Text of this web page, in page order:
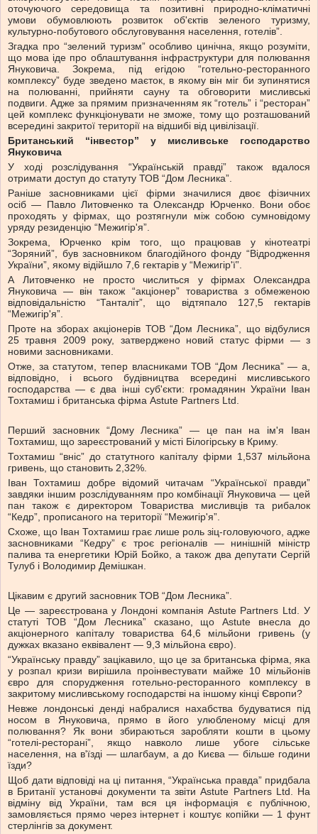
оточуючого середовища та позитивні природно-кліматичні
умови обумовлюють розвиток об'єктів зеленого туризму,
культурно-побутового обслуговування населення, готелів”.
Згадка про “зелений туризм” особливо цинічна, якщо розуміти,
що мова іде про облаштування інфраструктури для полювання
Януковича. Зокрема, під егідою “готельно-ресторанного
комплексу” буде зведено маєток, в якому він міг би зупинятися
на полюванні, прийняти сауну та обговорити мисливські
подвиги. Адже за прямим призначенням як “готель” і “ресторан”
цей комплекс функціонувати не зможе, тому що розташований
всередині закритої території на відшибі від цивілізації.
Британський “інвестор” у мисливське господарство
Януковича
У ході розслідування “Українській правді” також вдалося
отримати доступ до статуту ТОВ “Дом Лесника”.
Раніше засновниками цієї фірми значилися двоє фізичних
осіб — Павло Литовченко та Олександр Юрченко. Вони обоє
проходять у фірмах, що розтягнули між собою сумновідому
уряду резиденцію “Межигір'я”.
Зокрема, Юрченко крім того, що працював у кінотеатрі
“Зоряний”, був засновником благодійного фонду “Відродження
України”, якому відійшло 7,6 гектарів у “Межигір'ї”.
А Литовченко не просто числиться у фірмах Олександра
Януковича — він також “акціонер” товариства з обмеженою
відповідальністю “Танталіт”, що відтяпало 127,5 гектарів
“Межигір'я”.
Проте на зборах акціонерів ТОВ “Дом Лесника”, що відбулися
25 травня 2009 року, затверджено новий статус фірми — з
новими засновниками.
Отже, за статутом, тепер власниками ТОВ “Дом Лесника” — а,
відповідно, і всього будівництва всередині мисливського
господарства — є два інші суб'єкти: громадянин України Іван
Тохтамиш і британська фірма Astute Partners Ltd.
Перший засновник “Дому Лесника” — це пан на ім'я Іван
Тохтамиш, що зареєстрований у місті Білогірську в Криму.
Тохтамиш “вніс” до статутного капіталу фірми 1,537 мільйона
гривень, що становить 2,32%.
Іван Тохтамиш добре відомий читачам “Української правди”
завдяки іншим розслідуванням про комбінації Януковича — цей
пан також є директором Товариства мисливців та рибалок
“Кедр”, прописаного на території “Межигір'я”.
Схоже, що Іван Тохтамиш грає лише роль зіц-головуючого, адже
засновниками “Кедру” є троє регіоналів — нинішній міністр
палива та енергетики Юрій Бойко, а також два депутати Сергій
Тулуб і Володимир Демішкан.
Цікавим є другий засновник ТОВ “Дом Лесника”.
Це — зареєстрована у Лондоні компанія Astute Partners Ltd. У
статуті ТОВ “Дом Лесника” сказано, що Astute внесла до
акціонерного капіталу товариства 64,6 мільйони гривень (у
дужках вказано еквівалент — 9,3 мільйона євро).
“Українську правду” зацікавило, що це за британська фірма, яка
у розпал кризи вирішила проінвестувати майже 10 мільйонів
євро для спорудження готельно-ресторанного комплексу в
закритому мисливському господарстві на іншому кінці Європи?
Невже лондонські денді набралися нахабства будуватися під
носом в Януковича, прямо в його улюбленому місці для
полювання? Як вони збираються заробляти кошти в цьому
“готелі-ресторані”, якщо навколо лише убоге сільське
населення, на в'їзді — шлагбаум, а до Києва — більше години
їзди?
Щоб дати відповіді на ці питання, “Українська правда” придбала
в Британії установчі документи та звіти Astute Partners Ltd. На
відміну від України, там вся ця інформація є публічною,
замовляється прямо через інтернет і коштує копійки — 1 фунт
стерлінгів за документ.